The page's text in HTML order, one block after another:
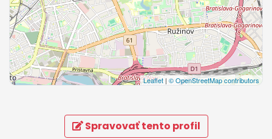
Leaflet | © OpenStreetMap contributors
Spravovať tento profil